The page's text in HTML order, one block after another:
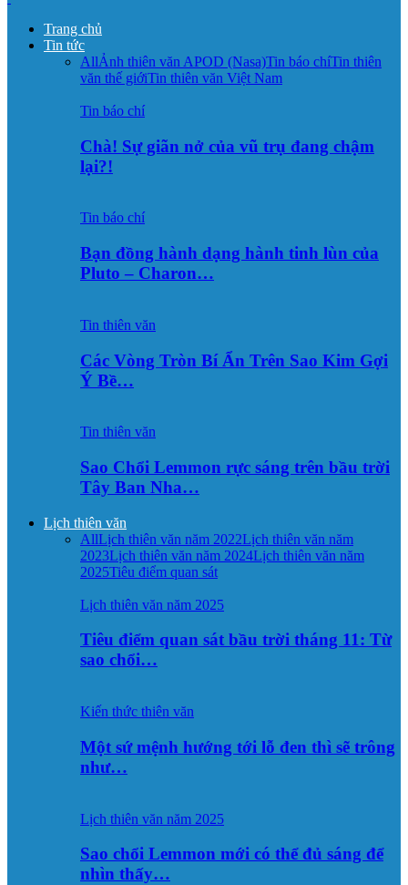
Trang chủ
Tin tức
AllẢnh thiên văn APOD (Nasa)Tin báo chíTin thiên
văn thế giớiTin thiên văn Việt Nam
Tin báo chí
Chà! Sự giãn nở của vũ trụ đang chậm
lại?!
Tin báo chí
Bạn đồng hành dạng hành tinh lùn của
Pluto – Charon…
Tin thiên văn
Các Vòng Tròn Bí Ẩn Trên Sao Kim Gợi
Ý Bề…
Tin thiên văn
Sao Chổi Lemmon rực sáng trên bầu trời
Tây Ban Nha…
Lịch thiên văn
AllLịch thiên văn năm 2022Lịch thiên văn năm
2023Lịch thiên văn năm 2024Lịch thiên văn năm
2025Tiêu điểm quan sát
Lịch thiên văn năm 2025
Tiêu điểm quan sát bầu trời tháng 11: Từ
sao chổi…
Kiến thức thiên văn
Một sứ mệnh hướng tới lỗ đen thì sẽ trông
như…
Lịch thiên văn năm 2025
Sao chổi Lemmon mới có thể đủ sáng để
nhìn thấy…